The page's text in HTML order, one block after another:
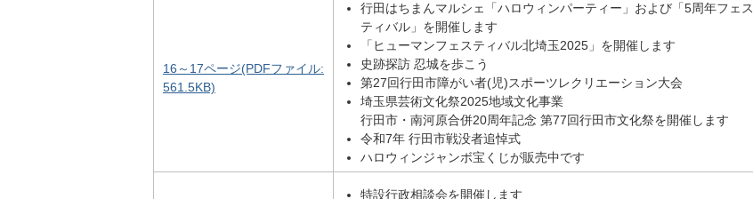
16～17ページ(PDFファイル:
561.5KB)
行田はちまんマルシェ「ハロウィンパーティー」および「5周年フェス
ティバル」を開催します
「ヒューマンフェスティバル北埼玉2025」を開催します
史跡探訪 忍城を歩こう
第27回行田市障がい者(児)スポーツレクリエーション大会
埼玉県芸術文化祭2025地域文化事業
行田市・南河原合併20周年記念 第77回行田市文化祭を開催します
令和7年 行田市戦没者追悼式
ハロウィンジャンボ宝くじが販売中です
特設行政相談会を開催します